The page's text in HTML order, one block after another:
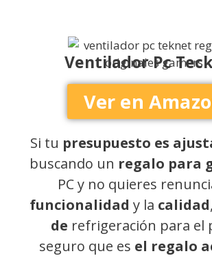
Ventilador Pc
Ver en
Si tu presupuesto es
buscando un regalo para
PC y no quieres
funcionalidad y la calidad
de refrigeración para el
seguro que es el regalo